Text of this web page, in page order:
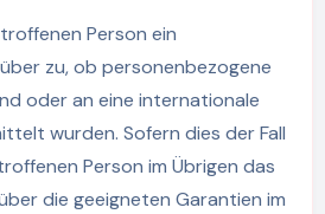
Person ein
zu, ob personenbezogene
oder an eine internationale
wurden. Sofern dies der Fall
Person im Übrigen das
die geeigneten Garantien im